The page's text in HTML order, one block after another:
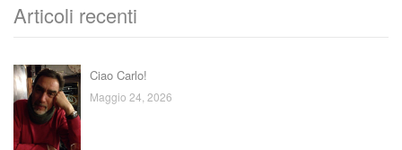
Articoli recenti
Ciao Carlo!
Maggio 24, 2026